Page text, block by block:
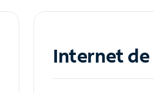
Internet de